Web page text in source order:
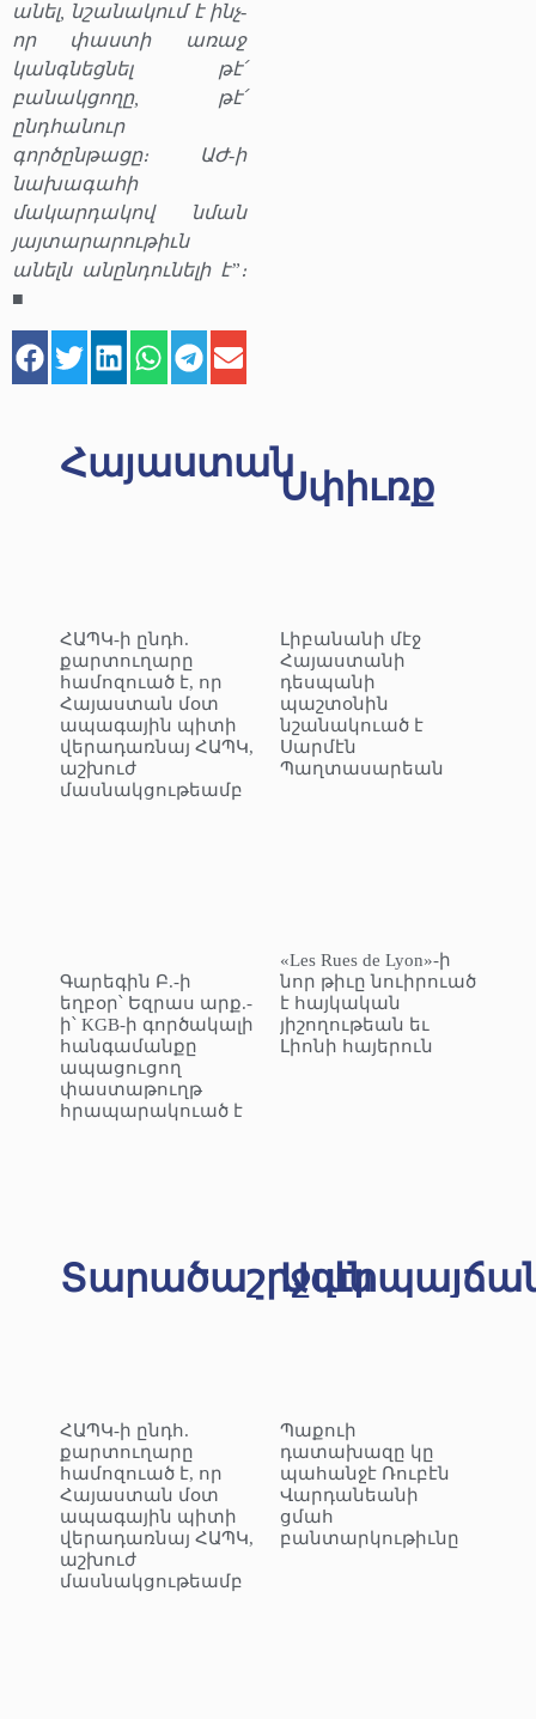
անել, նշանակում է ինչ-
որ փաստի առաջ
կանգնեցնել թէ՛
բանակցողը, թէ՛
ընդհանուր
գործընթացը։ ԱԺ-ի
նախագահի
մակարդակով նման
յայտարարութիւն
անելն անընդունելի է”։
■
Հայաստան
ՀԱՊԿ-ի ընդհ.
քարտուղարը
համոզուած է, որ
Հայաստան մօտ
ապագային պիտի
վերադառնայ ՀԱՊԿ,
աշխուժ
մասնակցութեամբ
Գարեգին Բ.-ի
եղբօր՝ Եզրաս արք.-
ի՝ KGB-ի գործակալի
հանգամանքը
ապացուցող
փաստաթուղթ
հրապարակուած է
Սփիւռք
Լիբանանի մէջ
Հայաստանի
դեսպանի
պաշտօնին
նշանակուած է
Սարմէն
Պաղտասարեան
«Les Rues de Lyon»-ի
նոր թիւը նուիրուած
է հայկական
յիշողութեան եւ
Լիոնի հայերուն
Տարածաշրջան
ՀԱՊԿ-ի ընդհ.
քարտուղարը
համոզուած է, որ
Հայաստան մօտ
ապագային պիտի
վերադառնայ ՀԱՊԿ,
աշխուժ
մասնակցութեամբ
Պաքուի
դատախազը կը
պահանջէ Ռուբէն
Վարդանեանի
ցմահ
բանտարկութիւնը